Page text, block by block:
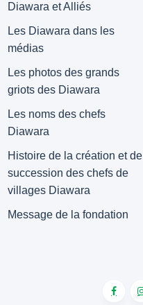
Diawara et Alliés
Les Diawara dans les
médias
Les photos des grands
griots des Diawara
Les noms des chefs
Diawara
Histoire de la création et de
succession des chefs de
villages Diawara
Message de la fondation